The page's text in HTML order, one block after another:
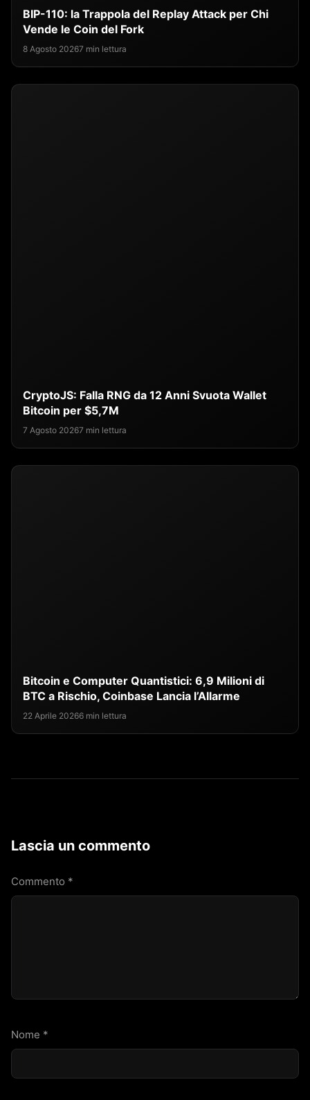
BIP-110: la Trappola del Replay Attack per Chi
Vende le Coin del Fork
8 Agosto 20267 min lettura
CryptoJS: Falla RNG da 12 Anni Svuota Wallet
Bitcoin per $5,7M
7 Agosto 20267 min lettura
Bitcoin e Computer Quantistici: 6,9 Milioni di
BTC a Rischio, Coinbase Lancia l’Allarme
22 Aprile 20266 min lettura
Lascia un commento
Commento *
Nome *